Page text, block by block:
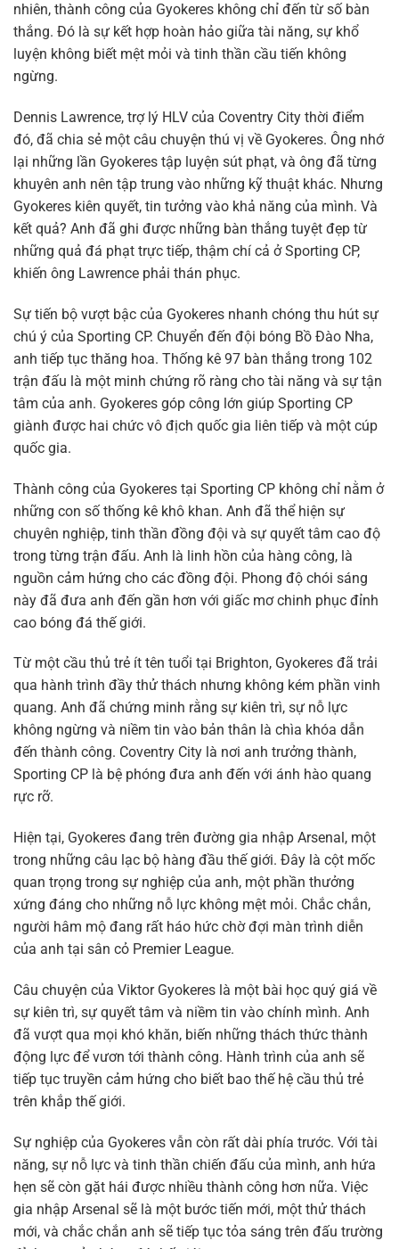
nhiên, thành công của Gyokeres không chỉ đến từ số bàn
thắng. Đó là sự kết hợp hoàn hảo giữa tài năng, sự khổ
luyện không biết mệt mỏi và tinh thần cầu tiến không
ngừng.
Dennis Lawrence, trợ lý HLV của Coventry City thời điểm
đó, đã chia sẻ một câu chuyện thú vị về Gyokeres. Ông nhớ
lại những lần Gyokeres tập luyện sút phạt, và ông đã từng
khuyên anh nên tập trung vào những kỹ thuật khác. Nhưng
Gyokeres kiên quyết, tin tưởng vào khả năng của mình. Và
kết quả? Anh đã ghi được những bàn thắng tuyệt đẹp từ
những quả đá phạt trực tiếp, thậm chí cả ở Sporting CP,
khiến ông Lawrence phải thán phục.
Sự tiến bộ vượt bậc của Gyokeres nhanh chóng thu hút sự
chú ý của Sporting CP. Chuyển đến đội bóng Bồ Đào Nha,
anh tiếp tục thăng hoa. Thống kê 97 bàn thắng trong 102
trận đấu là một minh chứng rõ ràng cho tài năng và sự tận
tâm của anh. Gyokeres góp công lớn giúp Sporting CP
giành được hai chức vô địch quốc gia liên tiếp và một cúp
quốc gia.
Thành công của Gyokeres tại Sporting CP không chỉ nằm ở
những con số thống kê khô khan. Anh đã thể hiện sự
chuyên nghiệp, tinh thần đồng đội và sự quyết tâm cao độ
trong từng trận đấu. Anh là linh hồn của hàng công, là
nguồn cảm hứng cho các đồng đội. Phong độ chói sáng
này đã đưa anh đến gần hơn với giấc mơ chinh phục đỉnh
cao bóng đá thế giới.
Từ một cầu thủ trẻ ít tên tuổi tại Brighton, Gyokeres đã trải
qua hành trình đầy thử thách nhưng không kém phần vinh
quang. Anh đã chứng minh rằng sự kiên trì, sự nỗ lực
không ngừng và niềm tin vào bản thân là chìa khóa dẫn
đến thành công. Coventry City là nơi anh trưởng thành,
Sporting CP là bệ phóng đưa anh đến với ánh hào quang
rực rỡ.
Hiện tại, Gyokeres đang trên đường gia nhập Arsenal, một
trong những câu lạc bộ hàng đầu thế giới. Đây là cột mốc
quan trọng trong sự nghiệp của anh, một phần thưởng
xứng đáng cho những nỗ lực không mệt mỏi. Chắc chắn,
người hâm mộ đang rất háo hức chờ đợi màn trình diễn
của anh tại sân cỏ Premier League.
Câu chuyện của Viktor Gyokeres là một bài học quý giá về
sự kiên trì, sự quyết tâm và niềm tin vào chính mình. Anh
đã vượt qua mọi khó khăn, biến những thách thức thành
động lực để vươn tới thành công. Hành trình của anh sẽ
tiếp tục truyền cảm hứng cho biết bao thế hệ cầu thủ trẻ
trên khắp thế giới.
Sự nghiệp của Gyokeres vẫn còn rất dài phía trước. Với tài
năng, sự nỗ lực và tinh thần chiến đấu của mình, anh hứa
hẹn sẽ còn gặt hái được nhiều thành công hơn nữa. Việc
gia nhập Arsenal sẽ là một bước tiến mới, một thử thách
mới, và chắc chắn anh sẽ tiếp tục tỏa sáng trên đấu trường